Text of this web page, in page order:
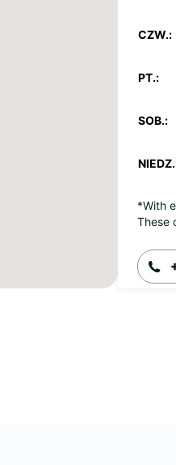
CZW.:
PT.:
SOB.:
*With
These